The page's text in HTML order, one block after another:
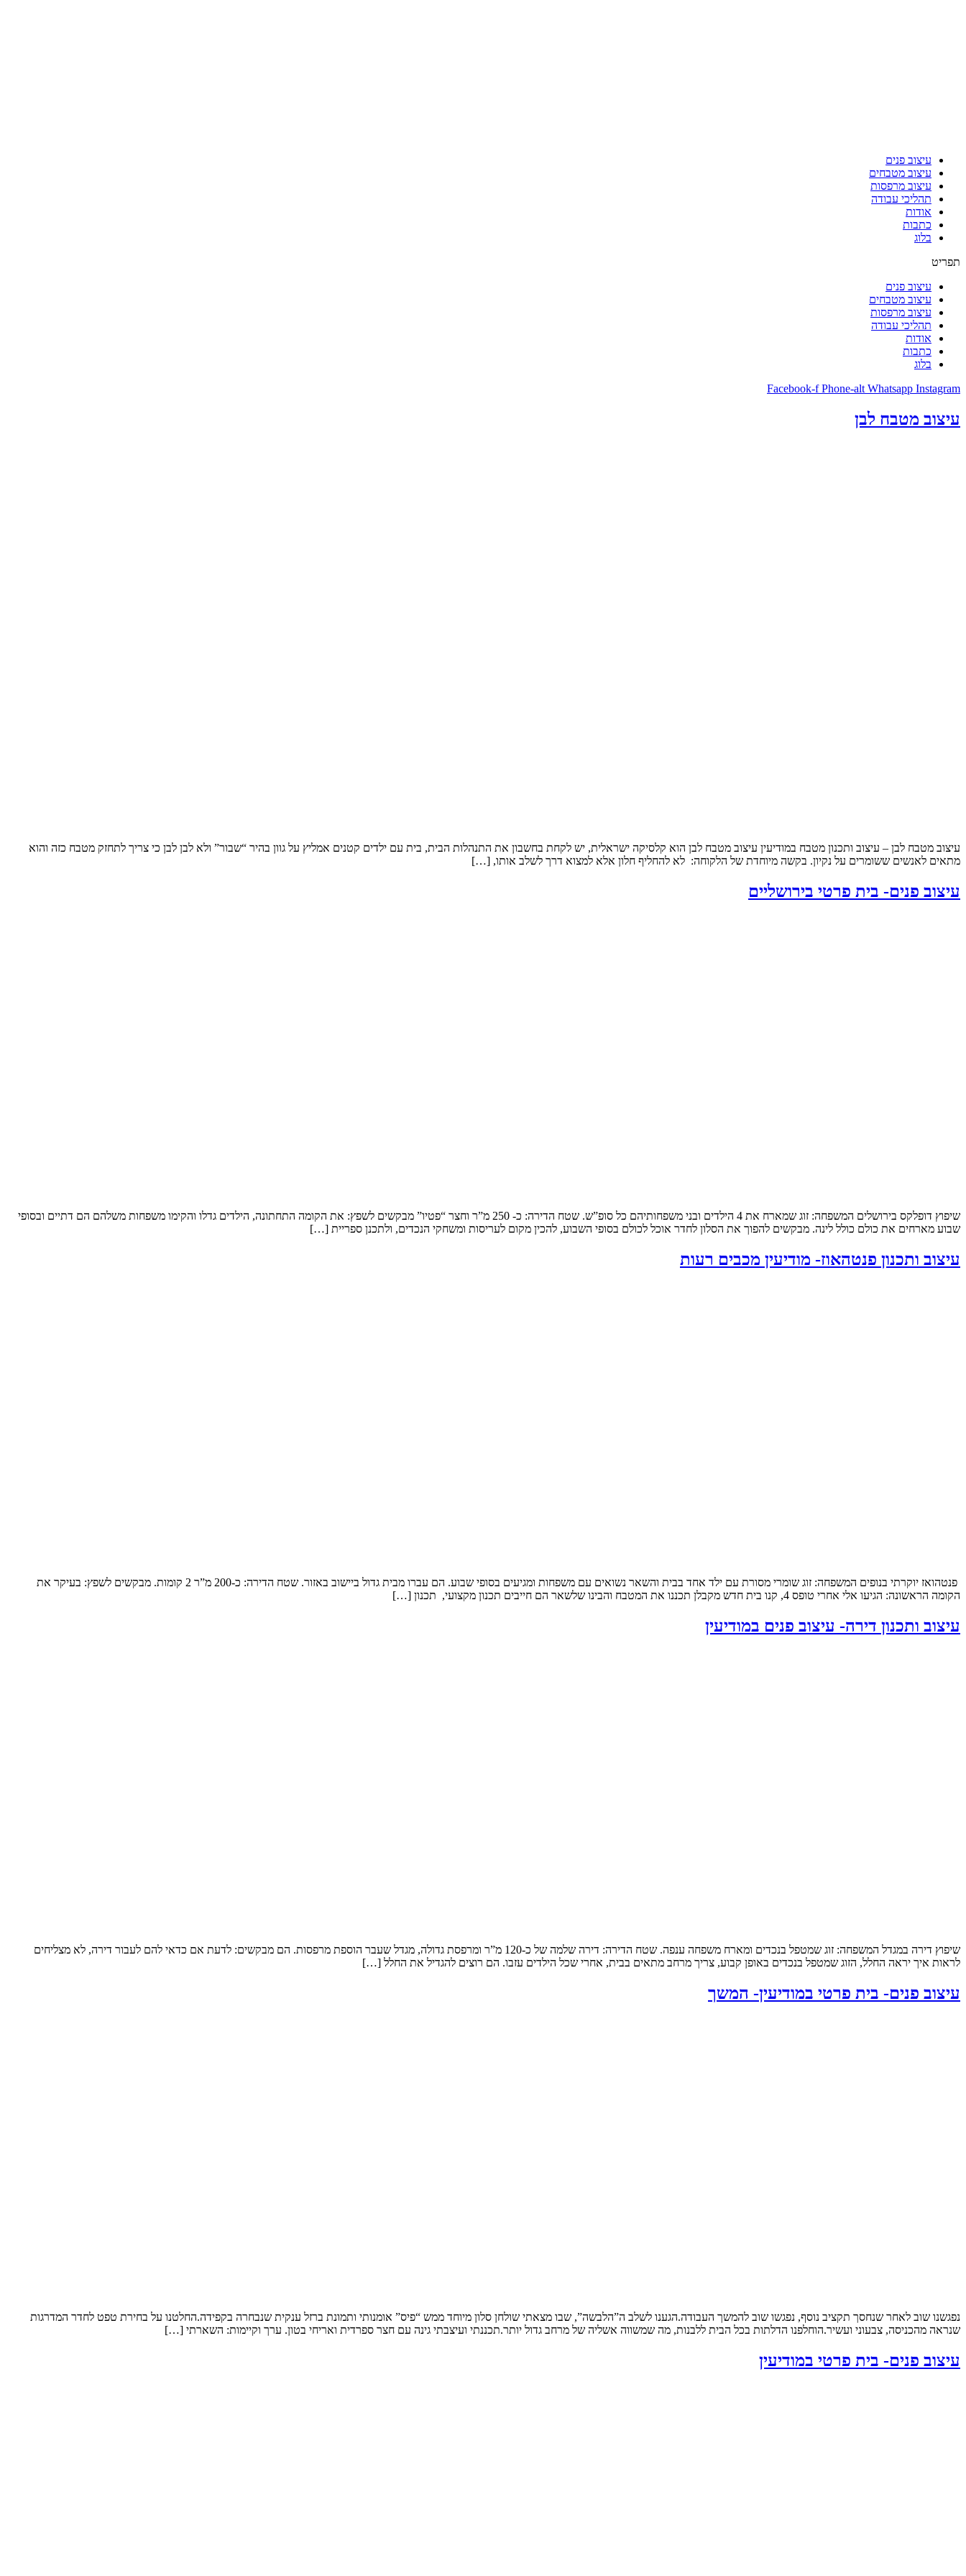
עיצוב פנים
עיצוב מטבחים
עיצוב מרפסות
תהליכי עבודה
אודות
כתבות
בלוג
תפריט
עיצוב פנים
עיצוב מטבחים
עיצוב מרפסות
תהליכי עבודה
אודות
כתבות
בלוג
Facebook-f Phone-alt Whatsapp Instagram
עיצוב מטבח לבן
עיצוב מטבח לבן – עיצוב ותכנון מטבח במודיעין עיצוב מטבח לבן הוא קלסיקה ישראלית, יש לקחת בחשבון את התנהלות הבית, בית עם ילדים קטנים אמליץ על גוון בהיר “שבור” ולא לבן לבן כי צריך לתחזק מטבח כזה והוא
מתאים לאנשים ששומרים על נקיון. בקשה מיוחדת של הלקוחה: לא להחליף חלון אלא למצוא דרך לשלב אותו, […]
עיצוב פנים- בית פרטי בירושליים
שיפוץ דופלקס בירושלים המשפחה: זוג שמארח את 4 הילדים ובני משפחותיהם כל סופ”ש. שטח הדירה: כ- 250 מ”ר וחצר “פטיו” מבקשים לשפץ: את הקומה התחתונה, הילדים גדלו והקימו משפחות משלהם הם דתיים ובסופי
שבוע מארחים את כולם כולל לינה. מבקשים להפוך את הסלון לחדר אוכל לכולם בסופי השבוע, להכין מקום לעריסות ומשחקי הנכדים, ולתכנן ספריית […]
עיצוב ותכנון פנטהאוז- מודיעין מכבים רעות
פנטהואז יוקרתי בנופים המשפחה: זוג שומרי מסורת עם ילד אחד בבית והשאר נשואים עם משפחות ומגיעים בסופי שבוע. הם עברו מבית גדול ביישוב באזור. שטח הדירה: כ-200 מ”ר 2 קומות. מבקשים לשפץ: בעיקר את
הקומה הראשונה: הגיעו אלי אחרי טופס 4, קנו בית חדש מקבלן תכננו את המטבח והבינו שלשאר הם חייבים תכנון מקצועי, תכנון […]
עיצוב ותכנון דירה- עיצוב פנים במודיעין
שיפוץ דירה במגדל המשפחה: זוג שמטפל בנכדים ומארח משפחה ענפה. שטח הדירה: דירה שלמה של כ-120 מ”ר ומרפסת גדולה, מגדל שעבר הוספת מרפסות. הם מבקשים: לדעת אם כדאי להם לעבור דירה, לא מצליחים
לראות איך יראה החלל, הזוג שמטפל בנכדים באופן קבוע, צריך מרחב מתאים בבית, אחרי שכל הילדים עזבו. הם רוצים להגדיל את החלל […]
עיצוב פנים- בית פרטי במודיעין- המשך
נפגשנו שוב לאחר שנחסך תקציב נוסף, נפגשו שוב להמשך העבודה.הגענו לשלב ה”הלבשה”, שבו מצאתי שולחן סלון מיוחד ממש “פיס” אומנותי ותמונת ברזל ענקית שנבחרה בקפידה.החלטנו על בחירת טפט לחדר המדרגות
שנראה מהכניסה, צבעוני ועשיר.הוחלפנו הדלתות בכל הבית ללבנות, מה שמשווה אשליה של מרחב גדול יותר.תכננתי ועיצבתי גינה עם חצר ספרדית ואריחי בטון. ערך וקיימות: השארתי […]
עיצוב פנים- בית פרטי במודיעין